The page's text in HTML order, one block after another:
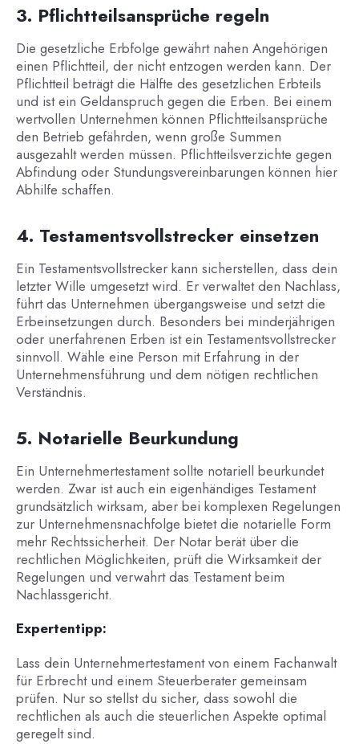
3. Pflichtteilsansprüche regeln
Die gesetzliche Erbfolge gewährt nahen Angehörigen
einen Pflichtteil, der nicht entzogen werden kann. Der
Pflichtteil beträgt die Hälfte des gesetzlichen Erbteils
und ist ein Geldanspruch gegen die Erben. Bei einem
wertvollen Unternehmen können Pflichtteilsansprüche
den Betrieb gefährden, wenn große Summen
ausgezahlt werden müssen. Pflichtteilsverzichte gegen
Abfindung oder Stundungsvereinbarungen können hier
Abhilfe schaffen.
4. Testamentsvollstrecker einsetzen
Ein Testamentsvollstrecker kann sicherstellen, dass dein
letzter Wille umgesetzt wird. Er verwaltet den Nachlass,
führt das Unternehmen übergangsweise und setzt die
Erbeinsetzungen durch. Besonders bei minderjährigen
oder unerfahrenen Erben ist ein Testamentsvollstrecker
sinnvoll. Wähle eine Person mit Erfahrung in der
Unternehmensführung und dem nötigen rechtlichen
Verständnis.
5. Notarielle Beurkundung
Ein Unternehmertestament sollte notariell beurkundet
werden. Zwar ist auch ein eigenhändiges Testament
grundsätzlich wirksam, aber bei komplexen Regelungen
zur Unternehmensnachfolge bietet die notarielle Form
mehr Rechtssicherheit. Der Notar berät über die
rechtlichen Möglichkeiten, prüft die Wirksamkeit der
Regelungen und verwahrt das Testament beim
Nachlassgericht.
Expertentipp:
Lass dein Unternehmertestament von einem Fachanwalt
für Erbrecht und einem Steuerberater gemeinsam
prüfen. Nur so stellst du sicher, dass sowohl die
rechtlichen als auch die steuerlichen Aspekte optimal
geregelt sind.